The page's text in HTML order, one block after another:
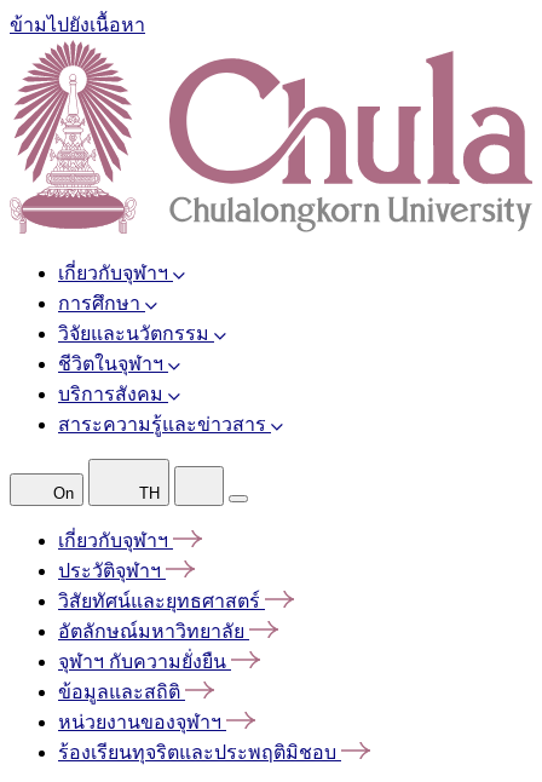
ข้ามไปยังเนื้อหา
เกี่ยวกับจุฬาฯ
การศึกษา
วิจัยและนวัตกรรม
ชีวิตในจุฬาฯ
บริการสังคม
สาระความรู้และข่าวสาร
On TH
เกี่ยวกับจุฬาฯ
ประวัติจุฬาฯ
วิสัยทัศน์และยุทธศาสตร์
อัตลักษณ์มหาวิทยาลัย
จุฬาฯ กับความยั่งยืน
ข้อมูลและสถิติ
หน่วยงานของจุฬาฯ
ร้องเรียนทุจริตและประพฤติมิชอบ